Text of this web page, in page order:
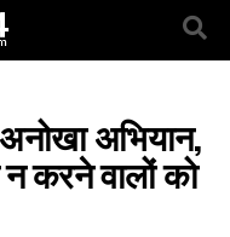
अभियान,
करने वालों को